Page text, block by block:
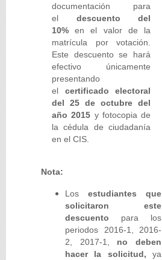
documentación para
el descuento del
10% en el valor de la
matrícula por votación.
Este descuento se hará
efectivo únicamente
presentando
el certificado electoral
del 25 de octubre del
año 2015 y fotocopia de
la cédula de ciudadanía
en el CIS.
Nota:
Los estudiantes que
solicitaron este
descuento para los
periodos 2016-1, 2016-
2, 2017-1, no deben
hacer la solicitud, ya